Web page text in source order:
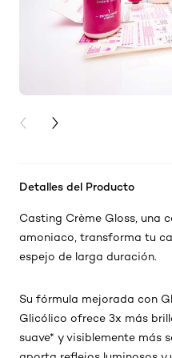
PREVIOUS CARD
NEXT CARD
Detalles del Producto
Casting Crème Gloss, una
amoniaco, transforma tu
espejo de larga duración.
Su fórmula mejorada con
Glicólico ofrece 3x más
suave* y visiblemente más